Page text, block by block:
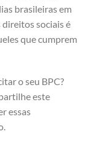
brasileiras em
sociais é
que cumprem
o seu BPC?
este
essas